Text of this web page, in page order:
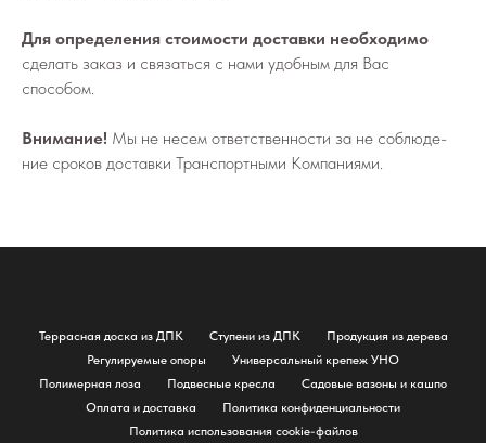
Для определения стоимости доставки необходимо
сделать заказ и связаться с нами удобным для Вас
способом.
Внимание! Мы не не­сем от­вет­ствен­но­сти за не со­блю­де­
ние сро­ков до­став­ки Транс­порт­ны­ми Ком­па­ни­я­ми.
Террасная доска из ДПК Ступени из ДПК
Продукция из дерева
Регулируемые опоры
Универсальный крепеж УНО
Полимерная лоза
Подвесные кресла
Садовые вазоны и кашпо
Оплата и доставка
Политика конфиденциальности
Политика использования cookie-файлов